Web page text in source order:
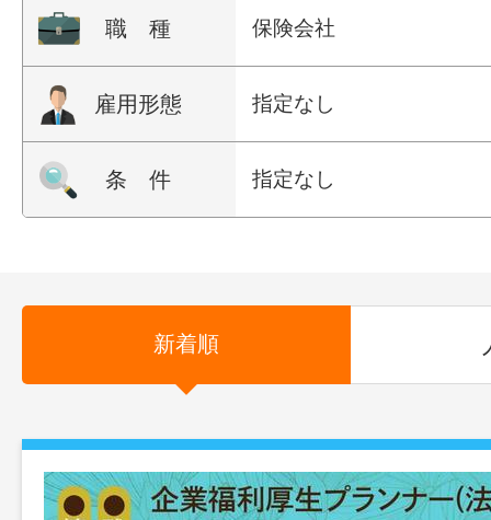
職 種 保険会社
雇用形態 指定なし
条 件 指定なし
新着順